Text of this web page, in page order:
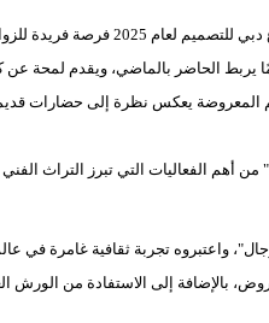
الخلفيات الثقافية والاهتمامات.
يربط الحاضر بالماضي، ويقدم لمحة
المعروضة يعكس نظرة إلى حضارات
أهم الفعاليات التي تبرز التراث
واعتبروه تجربة ثقافية غامرة في
بالإضافة إلى الاستفادة من الورش